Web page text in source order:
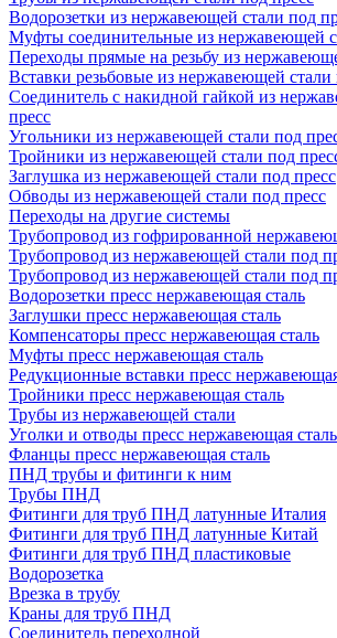
Водорозетки из нержавеющей стали под
Муфты соединительные из нержавеющей
Переходы прямые на резьбу из
Вставки резьбовые из нержавеющей стали
Соединитель с накидной гайкой из
пресс
Угольники из нержавеющей стали под
Тройники из нержавеющей стали под
Заглушка из нержавеющей стали под пресс
Обводы из нержавеющей стали под пресс
Переходы на другие системы
Трубопровод из гофрированной
Трубопровод из нержавеющей стали под
Трубопровод из нержавеющей стали под
Водорозетки пресс нержавеющая сталь
Заглушки пресс нержавеющая сталь
Компенсаторы пресс нержавеющая сталь
Муфты пресс нержавеющая сталь
Редукционные вставки пресс
Тройники пресс нержавеющая сталь
Трубы из нержавеющей стали
Уголки и отводы пресс нержавеющая сталь
Фланцы пресс нержавеющая сталь
ПНД трубы и фитинги к ним
Трубы ПНД
Фитинги для труб ПНД латунные Италия
Фитинги для труб ПНД латунные Китай
Фитинги для труб ПНД пластиковые
Водорозетка
Врезка в трубу
Краны для труб ПНД
Соединитель переходной